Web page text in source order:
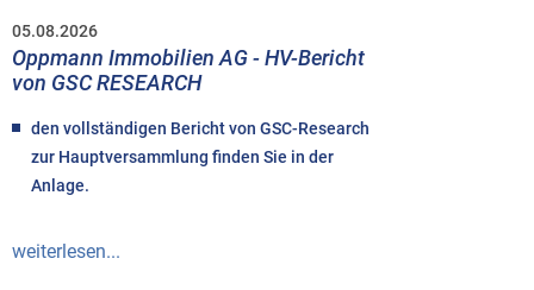
05.08.2026
Oppmann Immobilien AG - HV-Bericht
von GSC RESEARCH
den vollständigen Bericht von GSC-Research
zur Hauptversammlung finden Sie in der
Anlage.
weiterlesen...